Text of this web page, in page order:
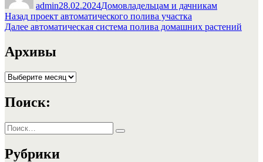
admin28.02.2024Домовладельцам и дачникам
Навигация
по
записям
Назад Предыдущая
запись:
проект автоматического полива участка
Далее Следующая
автоматическая система полива домашних растений
Архивы
Архивы
Поиск:
Искать:
Поиск
Рубрики